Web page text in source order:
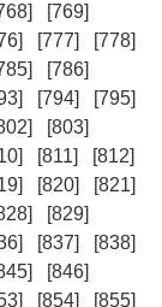
[769]
[777]
[778]
[786]
[794]
[795]
[803]
[811]
[812]
[820]
[821]
[829]
[837]
[838]
[846]
[854]
[855]